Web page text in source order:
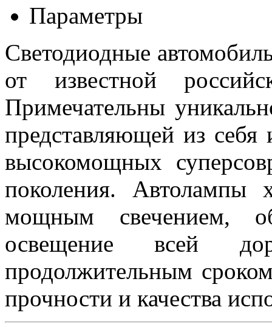
Параметры
Светодиодные
от известной
Примечательны
представляющей из себя
высокомощных
поколения. Автолампы
мощным свечением,
освещение всей
продолжительным
прочности и качества